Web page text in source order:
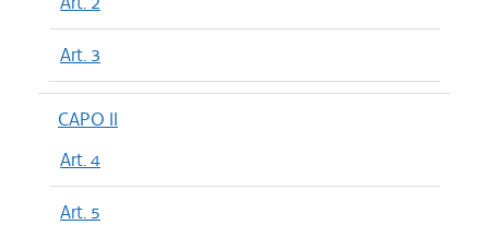
Art. 3
CAPO II
Art. 4
Art. 5